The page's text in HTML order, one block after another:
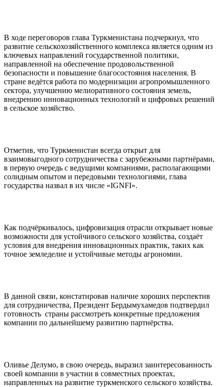
В ходе переговоров глава Туркменистана подчеркнул, что
развитие сельскохозяйственного комплекса является одним из
ключевых направлений государственной политики,
направленной на обеспечение продовольственной
безопасности и повышение благосостояния населения. В
стране ведётся работа по модернизации агропромышленного
сектора, улучшению мелиоративного состояния земель,
внедрению инновационных технологий и цифровых решений
в сельское хозяйство.
Отметив, что Туркменистан всегда открыт для
взаимовыгодного сотрудничества с зарубежными партнёрами,
в первую очередь с ведущими компаниями, располагающими
солидным опытом и передовыми технологиями, глава
государства назвал в их числе «IGNFI».
Как подчёркивалось, цифровизация отрасли открывает новые
возможности для устойчивого сельского хозяйства, создаёт
условия для внедрения инновационных практик, таких как
точное земледелие и устойчивые методы агрономии.
В данной связи, констатировав наличие хороших перспектив
для сотрудничества, Президент Бердымухамедов подтвердил
готовность страны рассмотреть конкретные предложения
компании по дальнейшему развитию партнёрства.
Оливье Делумо, в свою очередь, выразил заинтересованность
своей компании в участии в совместных проектах,
направленных на развитие туркменского сельского хозяйства.